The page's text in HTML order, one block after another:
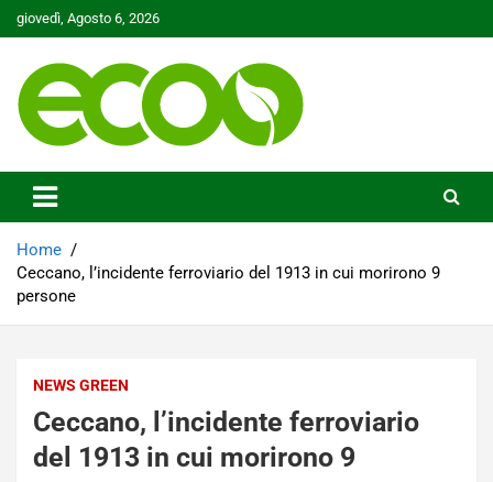
Skip
to
giovedì, Agosto 6, 2026
Ecoo.it
Home
Ceccano, l’incidente ferroviario del 1913 in cui morirono 9
persone
NEWS GREEN
Ceccano, l’incidente ferroviario
del 1913 in cui morirono 9